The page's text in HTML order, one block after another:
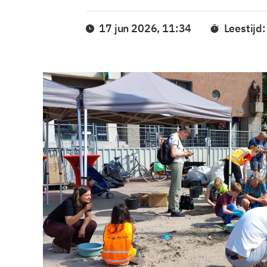
17 jun 2026, 11:34